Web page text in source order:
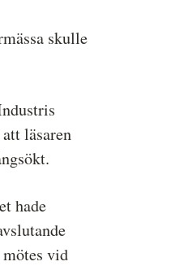
skulle
läsaren
hade
vid